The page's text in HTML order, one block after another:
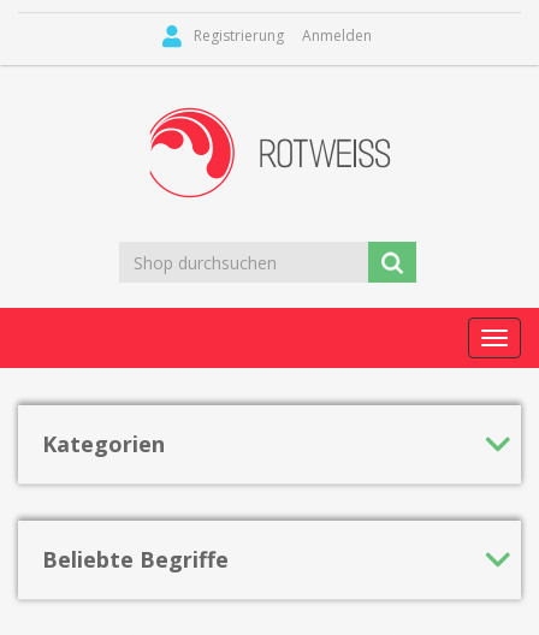
Registrierung Anmelden
Kategorien
Beliebte Begriffe